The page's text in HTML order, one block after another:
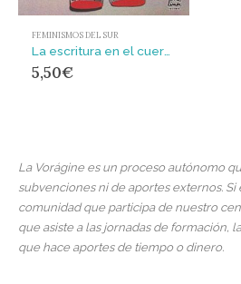
FEMINISMOS DEL SUR
La escritura en el cuerpo de las mujeres asesinadas en Ciudad Juarez. : Territorio,soberanía y címenes de segundo estado
5,50€
La Vorágine es un proceso autónomo
subvenciones ni de aportes externos. Si
comunidad que participa de nuestro
que asiste a las jornadas de formación,
que hace aportes de tiempo o dinero.